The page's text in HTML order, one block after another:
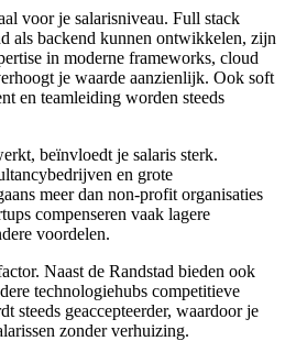
voor je salarisniveau. Full stack
als backend kunnen ontwikkelen, zijn
in moderne frameworks, cloud
je waarde aanzienlijk. Ook soft
en teamleiding worden steeds
beïnvloedt je salaris sterk.
en grote
meer dan non-profit organisaties
compenseren vaak lagere
voordelen.
Naast de Randstad bieden ook
technologiehubs competitieve
steeds geaccepteerder, waardoor je
zonder verhuizing.